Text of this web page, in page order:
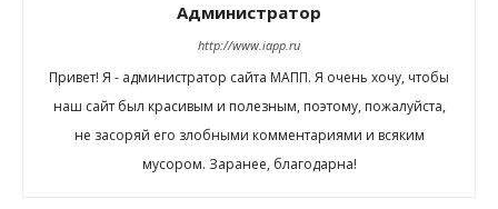
Администратор
http://www.iapp.ru
Привет! Я - администратор сайта МАПП. Я очень хочу, чтобы
наш сайт был красивым и полезным, поэтому, пожалуйста,
не засоряй его злобными комментариями и всяким
мусором. Заранее, благодарна!